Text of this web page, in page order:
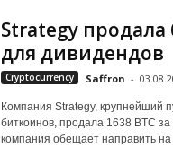
Strategy
для дивидендов
Cryptocurrency Saffron -
Компания Strategy, крупнейший
биткоинов, продала 1638 BTC
компания обещает направить